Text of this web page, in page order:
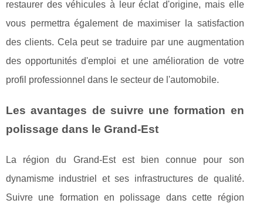
restaurer des véhicules à leur éclat d'origine, mais elle
vous permettra également de maximiser la satisfaction
des clients. Cela peut se traduire par une augmentation
des opportunités d'emploi et une amélioration de votre
profil professionnel dans le secteur de l'automobile.
Les avantages de suivre une formation en
polissage dans le Grand-Est
La région du Grand-Est est bien connue pour son
dynamisme industriel et ses infrastructures de qualité.
Suivre une formation en polissage dans cette région